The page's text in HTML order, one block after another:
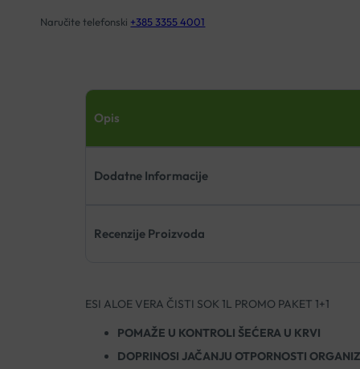
Naručite telefonski +385 3355 4001
Opis
Dodatne Informacije
Recenzije Proizvoda
ESI ALOE VERA ČISTI SOK 1L PROMO PAKET 1+1
POMAŽE U KONTROLI ŠEĆERA U KRVI
DOPRINOSI JAČANJU OTPORNOSTI